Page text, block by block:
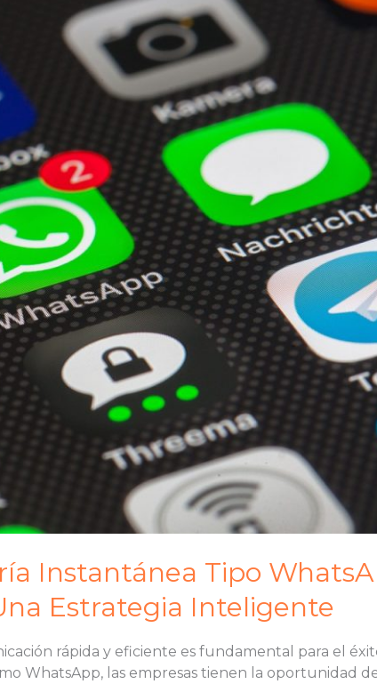
Instantánea Tipo
Estrategia Inteligente
rápida y eficiente es fundamental para el
WhatsApp, las empresas tienen la oportunidad